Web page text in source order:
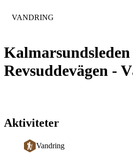
Revsuddevägen -
KATEGORI:
VANDRING
Aktiviteter
Vandring